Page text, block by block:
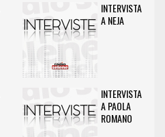
INTERVISTA
A NEJA
INTERVISTA
A PAOLA
ROMANO